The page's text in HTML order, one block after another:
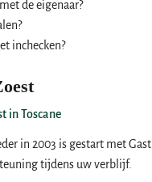
de eigenaar?
inchecken?
in Toscane
in 2003 is gestart met
tijdens uw verblijf.